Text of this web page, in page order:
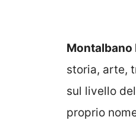
Montalbano
storia, arte,
sul livello
proprio